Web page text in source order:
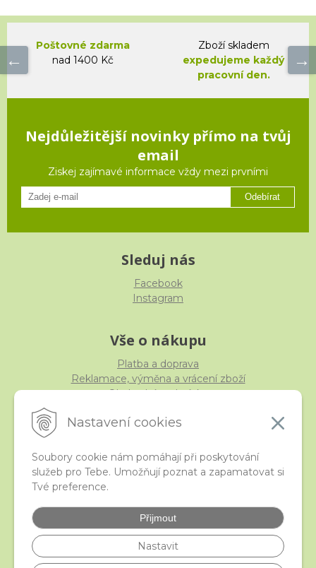
Nastavení cookies
Soubory cookie nám pomáhají při poskytování
služeb pro Tebe. Umožňují poznat a zapamatovat si
Tvé preference.
Přijmout
Nastavit
Poštovné zdarma
nad 1400 Kč
Zboží skladem
expedujeme každý
pracovní den.
Nejdůležitější novinky přímo na tvůj
email
Ziskej zajímavé informace vždy mezi prvními
Odebírat
Sleduj nás
Facebook
Instagram
Vše o nákupu
Platba a doprava
Reklamace, výměna a vrácení zboží
Obchodní podmínky
iStraka
Velkoobchod
Nejčastější otázky
České puncovní značky